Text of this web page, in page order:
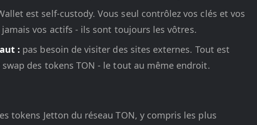
est self-custody. Vous seul contrôlez vos clés et vos
vos actifs - ils sont toujours les vôtres.
: pas besoin de visiter des sites externes. Tout est
des tokens TON - le tout au même endroit.
tokens Jetton du réseau TON, y compris les plus